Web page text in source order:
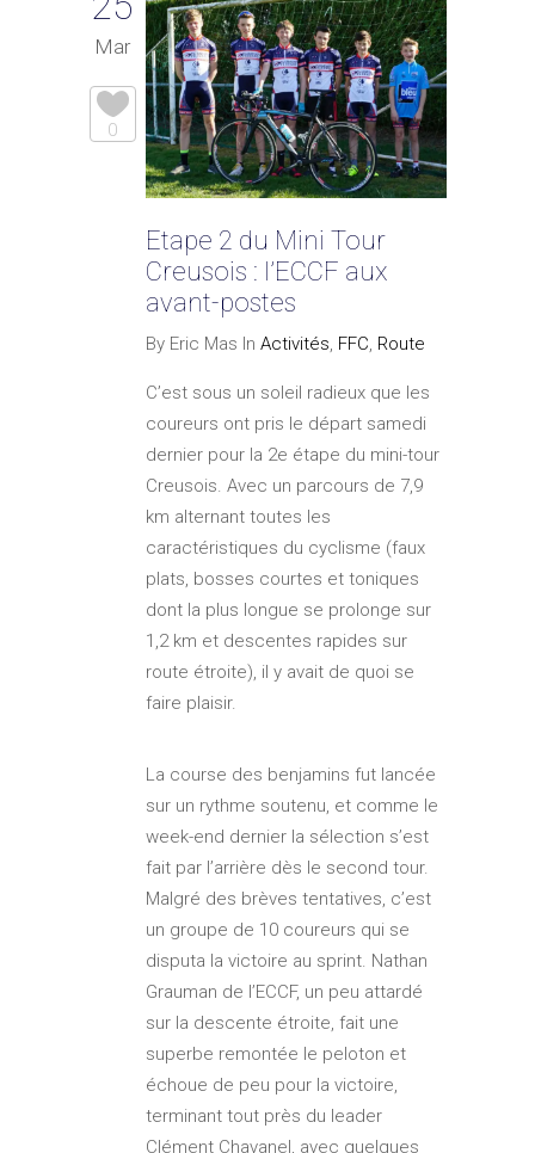
Mar
0
Etape 2 du Mini Tour
Creusois : l’ECCF aux
avant-postes
By Eric Mas In Activités FFC Route
C’est sous un soleil radieux que les
coureurs ont pris le départ samedi
dernier pour la 2e étape du mini-tour
Creusois. Avec un parcours de 7,9
km alternant toutes les
caractéristiques du cyclisme (faux
plats, bosses courtes et toniques
dont la plus longue se prolonge sur
1,2 km et descentes rapides sur
route étroite), il y avait de quoi se
faire plaisir.
La course des benjamins fut lancée
sur un rythme soutenu, et comme le
week-end dernier la sélection s’est
fait par l’arrière dès le second tour.
Malgré des brèves tentatives, c’est
un groupe de 10 coureurs qui se
disputa la victoire au sprint. Nathan
Grauman de l’ECCF, un peu attardé
sur la descente étroite, fait une
superbe remontée le peloton et
échoue de peu pour la victoire,
terminant tout près du leader
Clément Chavanel, avec quelques